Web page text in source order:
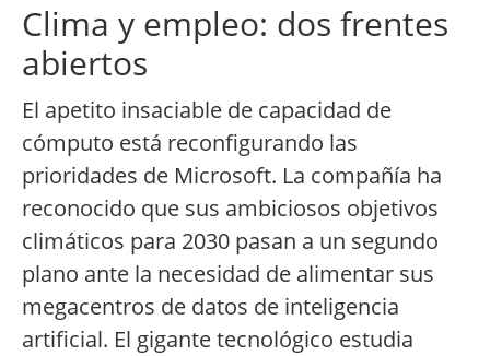
Clima y empleo: dos frentes
abiertos
El apetito insaciable de capacidad de
cómputo está reconfigurando las
prioridades de Microsoft. La compañía ha
reconocido que sus ambiciosos objetivos
climáticos para 2030 pasan a un segundo
plano ante la necesidad de alimentar sus
megacentros de datos de inteligencia
artificial. El gigante tecnológico estudia